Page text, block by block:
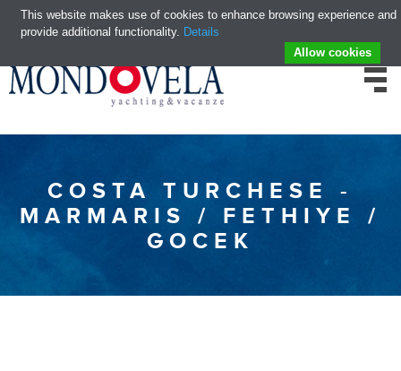
COSTA TURCHESE -
MARMARIS / FETHIYE /
GOCEK
This website makes use of cookies to enhance browsing experience and
provide additional functionality. Details
Allow cookies